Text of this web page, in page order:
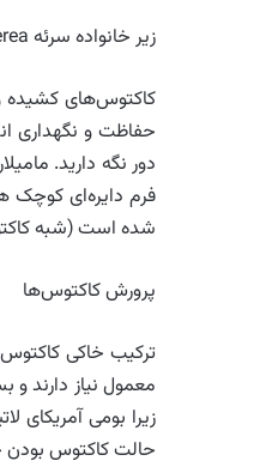
زیر خانواده سرئه Cerea
کاکتوس‌های کشیده
حفاظت و نگهداری
دور نگه دارید.
فرم دایره‌ای
شده است (شبه
پرورش کاکتوس‌ها
ترکیب خاکی
معمول نیاز دارند
زیرا بومی آمریکای
حالت کاکتوس